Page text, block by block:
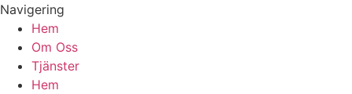
Navigering
Hem
Om Oss
Tjänster
Hem